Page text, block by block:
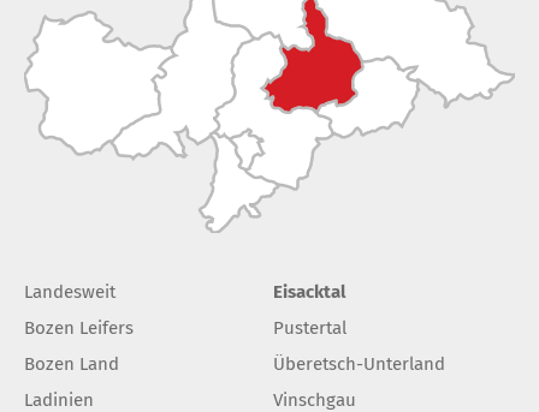
Landesweit
Bozen Leifers
Bozen Land
Ladinien
Eisacktal
Pustertal
Überetsch-Unterland
Vinschgau